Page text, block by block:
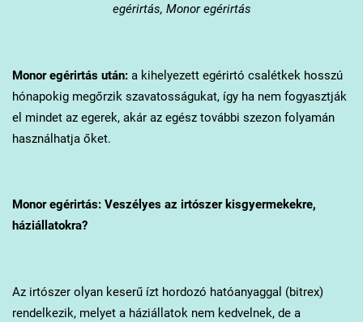
egérirtás, Monor egérirtás
Monoregérirtás után:a kihelyezett egérirtó csalétkek hosszú
hónapokig megőrzik szavatosságukat, így ha nem fogyasztják
el mindet az egerek, akár az egész további szezon folyamán
használhatja őket.
Monoregérirtás: Veszélyes az irtószer kisgyermekekre,
háziállatokra?
Az irtószer olyan keserű ízt hordozó hatóanyaggal (bitrex)
rendelkezik, melyet a háziállatok nem kedvelnek, de a